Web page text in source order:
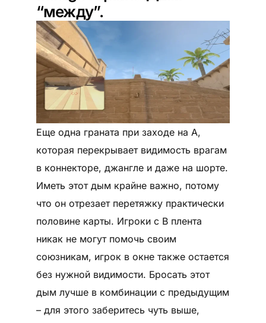
“между”.
Еще одна граната при заходе на A,
которая перекрывает видимость врагам
в коннекторе, джангле и даже на шорте.
Иметь этот дым крайне важно, потому
что он отрезает перетяжку практически
половине карты. Игроки с B плента
никак не могут помочь своим
союзникам, игрок в окне также остается
без нужной видимости. Бросать этот
дым лучше в комбинации с предыдущим
– для этого заберитесь чуть выше,